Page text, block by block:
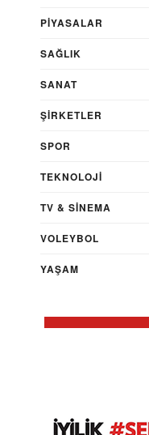
PİYASALAR
SAĞLIK
SANAT
ŞIRKETLER
SPOR
TEKNOLOJİ
TV & SINEMA
VOLEYBOL
YAŞAM